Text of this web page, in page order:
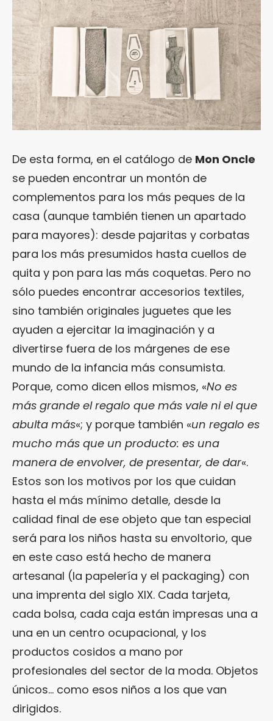
De esta forma, en el catálogo de Mon Oncle
se pueden encontrar un montón de
complementos para los más peques de la
casa (aunque también tienen un apartado
para mayores): desde pajaritas y corbatas
para los más presumidos hasta cuellos de
quita y pon para las más coquetas. Pero no
sólo puedes encontrar accesorios textiles,
sino también originales juguetes que les
ayuden a ejercitar la imaginación y a
divertirse fuera de los márgenes de ese
mundo de la infancia más consumista.
Porque, como dicen ellos mismos, «No es
más grande el regalo que más vale ni el que
abulta más«; y porque también «un regalo es
mucho más que un producto: es una
manera de envolver, de presentar, de dar«.
Estos son los motivos por los que cuidan
hasta el más mínimo detalle, desde la
calidad final de ese objeto que tan especial
será para los niños hasta su envoltorio, que
en este caso está hecho de manera
artesanal (la papelería y el packaging) con
una imprenta del siglo XIX. Cada tarjeta,
cada bolsa, cada caja están impresas una a
una en un centro ocupacional, y los
productos cosidos a mano por
profesionales del sector de la moda. Objetos
únicos… como esos niños a los que van
dirigidos.